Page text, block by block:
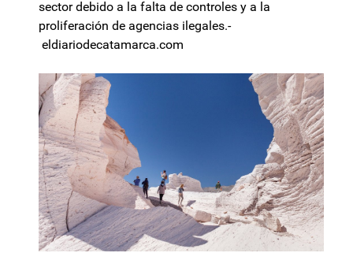
sector debido a la falta de controles y a la
proliferación de agencias ilegales.-
eldiariodecatamarca.com